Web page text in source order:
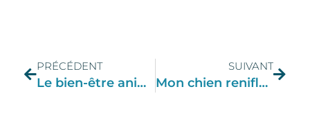
PRÉCÉDENT
Le bien-être animal en Belgique? Une vaste blague!
SUIVANT
Mon chien renifle mes parties … c’est normal?